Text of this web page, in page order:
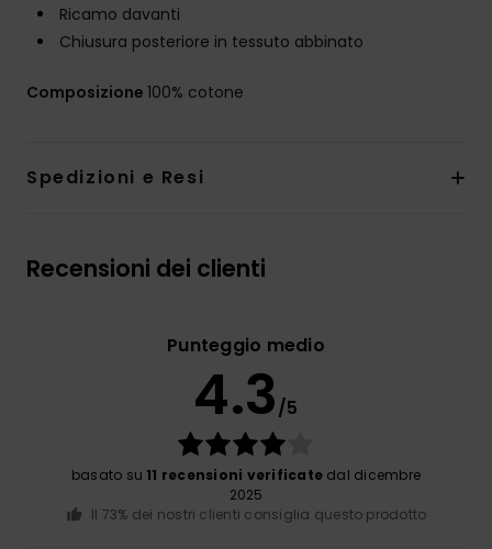
Ricamo davanti
Chiusura posteriore in tessuto abbinato
Composizione 100% cotone
Spedizioni e Resi
Recensioni dei clienti
Punteggio medio
4.3/5
basato su 11 recensioni verificate dal dicembre
2025
Il 73% dei nostri clienti consiglia questo prodotto